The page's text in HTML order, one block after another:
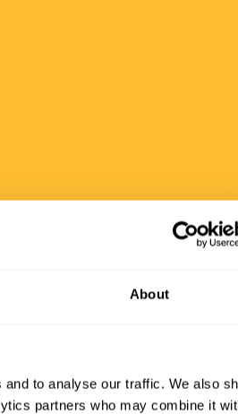
About
to analyse our traffic. We also
partners who may combine it